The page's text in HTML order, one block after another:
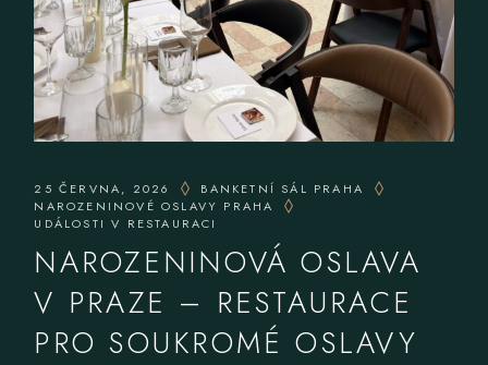
25 ČERVNA, 2026
BANKETNÍ SÁL PRAHA
NAROZENINOVÉ OSLAVY PRAHA
UDÁLOSTI V RESTAURACI
NAROZENINOVÁ OSLAVA
V PRAZE – RESTAURACE
PRO SOUKROMÉ OSLAVY